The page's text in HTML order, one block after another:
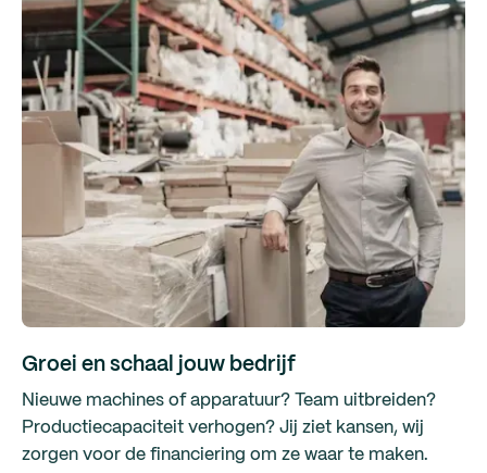
Groei en schaal jouw bedrijf
Nieuwe machines of apparatuur? Team uitbreiden?
Productiecapaciteit verhogen? Jij ziet kansen, wij
zorgen voor de financiering om ze waar te maken.